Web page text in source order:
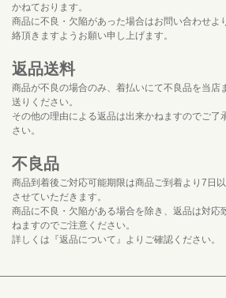
かねております。
商品に不良・欠陥があった場合はお問い合わせよ
絡頂きますようお願い申し上げます。
返品送料
商品が不良の場合のみ、着払いにて不良品を当店
送りください。
その他の理由による返品は出来かねますのでご了
さい。
不良品
商品到着後ご対応可能期限は商品ご到着より7日以
させていただきます。
商品に不良・欠陥がある場合を除き、返品は対応
ねますのでご注意ください。
詳しくは『返品について』よりご確認ください。